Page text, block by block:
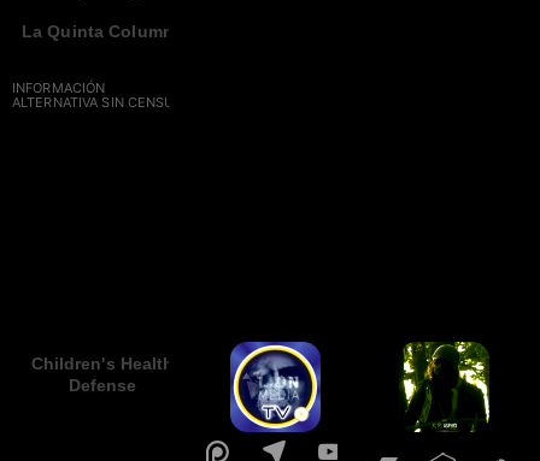
La Quinta Columna
INFORMACIÓN
ALTERNATIVA SIN CENSURA
Children's Health
Defense